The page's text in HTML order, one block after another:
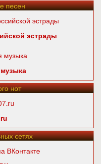
песен
эстрады
нот
сетях